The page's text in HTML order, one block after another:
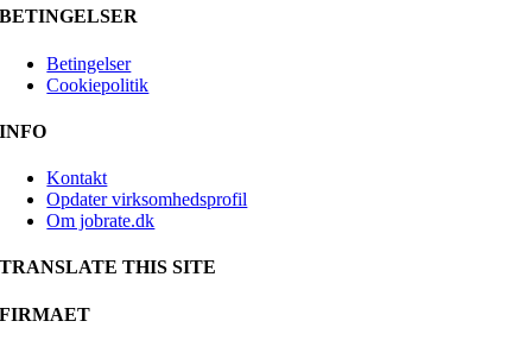
BETINGELSER
Betingelser
Cookiepolitik
INFO
Kontakt
Opdater virksomhedsprofil
Om jobrate.dk
TRANSLATE THIS SITE
FIRMAET